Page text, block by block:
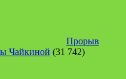
Прорыв
Чайкиной (31 742)